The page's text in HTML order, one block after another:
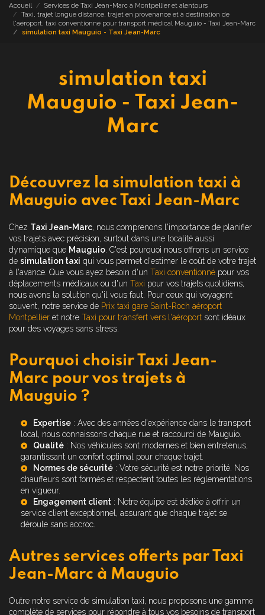
Accueil
Services de Taxi Jean-Marc à Montpellier et alentours
Taxi, trajet longue distance, trajet en provenance et à destination de
l'aéroport, taxi conventionné pour transport médical Mauguio - Taxi Jean-Marc
simulation taxi Mauguio - Taxi Jean-Marc
simulation taxi
Mauguio - Taxi Jean-
Marc
Découvrez la simulation taxi à
Mauguio avec Taxi Jean-Marc
Chez Taxi Jean-Marc, nous comprenons l'importance de planifier
vos trajets avec précision, surtout dans une localité aussi
dynamique que Mauguio . C'est pourquoi nous offrons un service
de simulation taxi qui vous permet d'estimer le coût de votre trajet
à l'avance. Que vous ayez besoin d'un Taxi conventionné pour vos
déplacements médicaux ou d'un Taxi pour vos trajets quotidiens,
nous avons la solution qu'il vous faut. Pour ceux qui voyagent
souvent, notre service de Prix taxi gare Saint-Roch aéroport
Montpellier et notre Taxi pour transfert vers l'aéroport sont idéaux
pour des voyages sans stress.
Pourquoi choisir Taxi Jean-
Marc pour vos trajets à
Mauguio ?
Expertise : Avec des années d'expérience dans le transport
local, nous connaissons chaque rue et raccourci de Mauguio.
Qualité : Nos véhicules sont modernes et bien entretenus,
garantissant un confort optimal pour chaque trajet.
Normes de sécurité : Votre sécurité est notre priorité. Nos
chauffeurs sont formés et respectent toutes les réglementations
en vigueur.
Engagement client : Notre équipe est dédiée à offrir un
service client exceptionnel, assurant que chaque trajet se
déroule sans accroc.
Autres services offerts par Taxi
Jean-Marc à Mauguio
Outre notre service de simulation taxi, nous proposons une gamme
complète de services pour répondre à tous vos besoins de transport